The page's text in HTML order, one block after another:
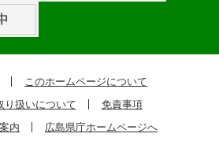
このホームページについて
り扱いについて
免責事項
内
広島県庁ホームページへ